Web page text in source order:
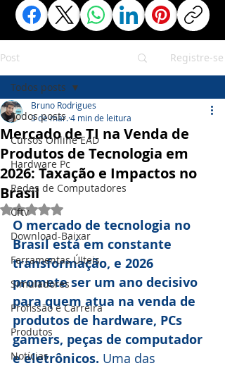
Post Registre-se
Todos posts
Cursos Online EAD
Hardware Pc
Redes de Computadores
Cftv
Download-Baixar
Ferramentas ÚIteis
Simuladores
Profissão e Carreira
Produtos
Notícias
Todos posts
Mercado de TI na Venda de
Produtos de Tecnologia em
2026: Taxação e Impactos no
Brasil
Bruno Rodrigues
3 de mar.4 min de leitura
Avaliado com NaN de 5 estrelas.
O mercado de tecnologia no
Brasil está em constante
transformação, e 2026
promete ser um ano decisivo
para quem atua na venda de
produtos de hardware, PCs
gamers, peças de computador
e eletrônicos. Uma das